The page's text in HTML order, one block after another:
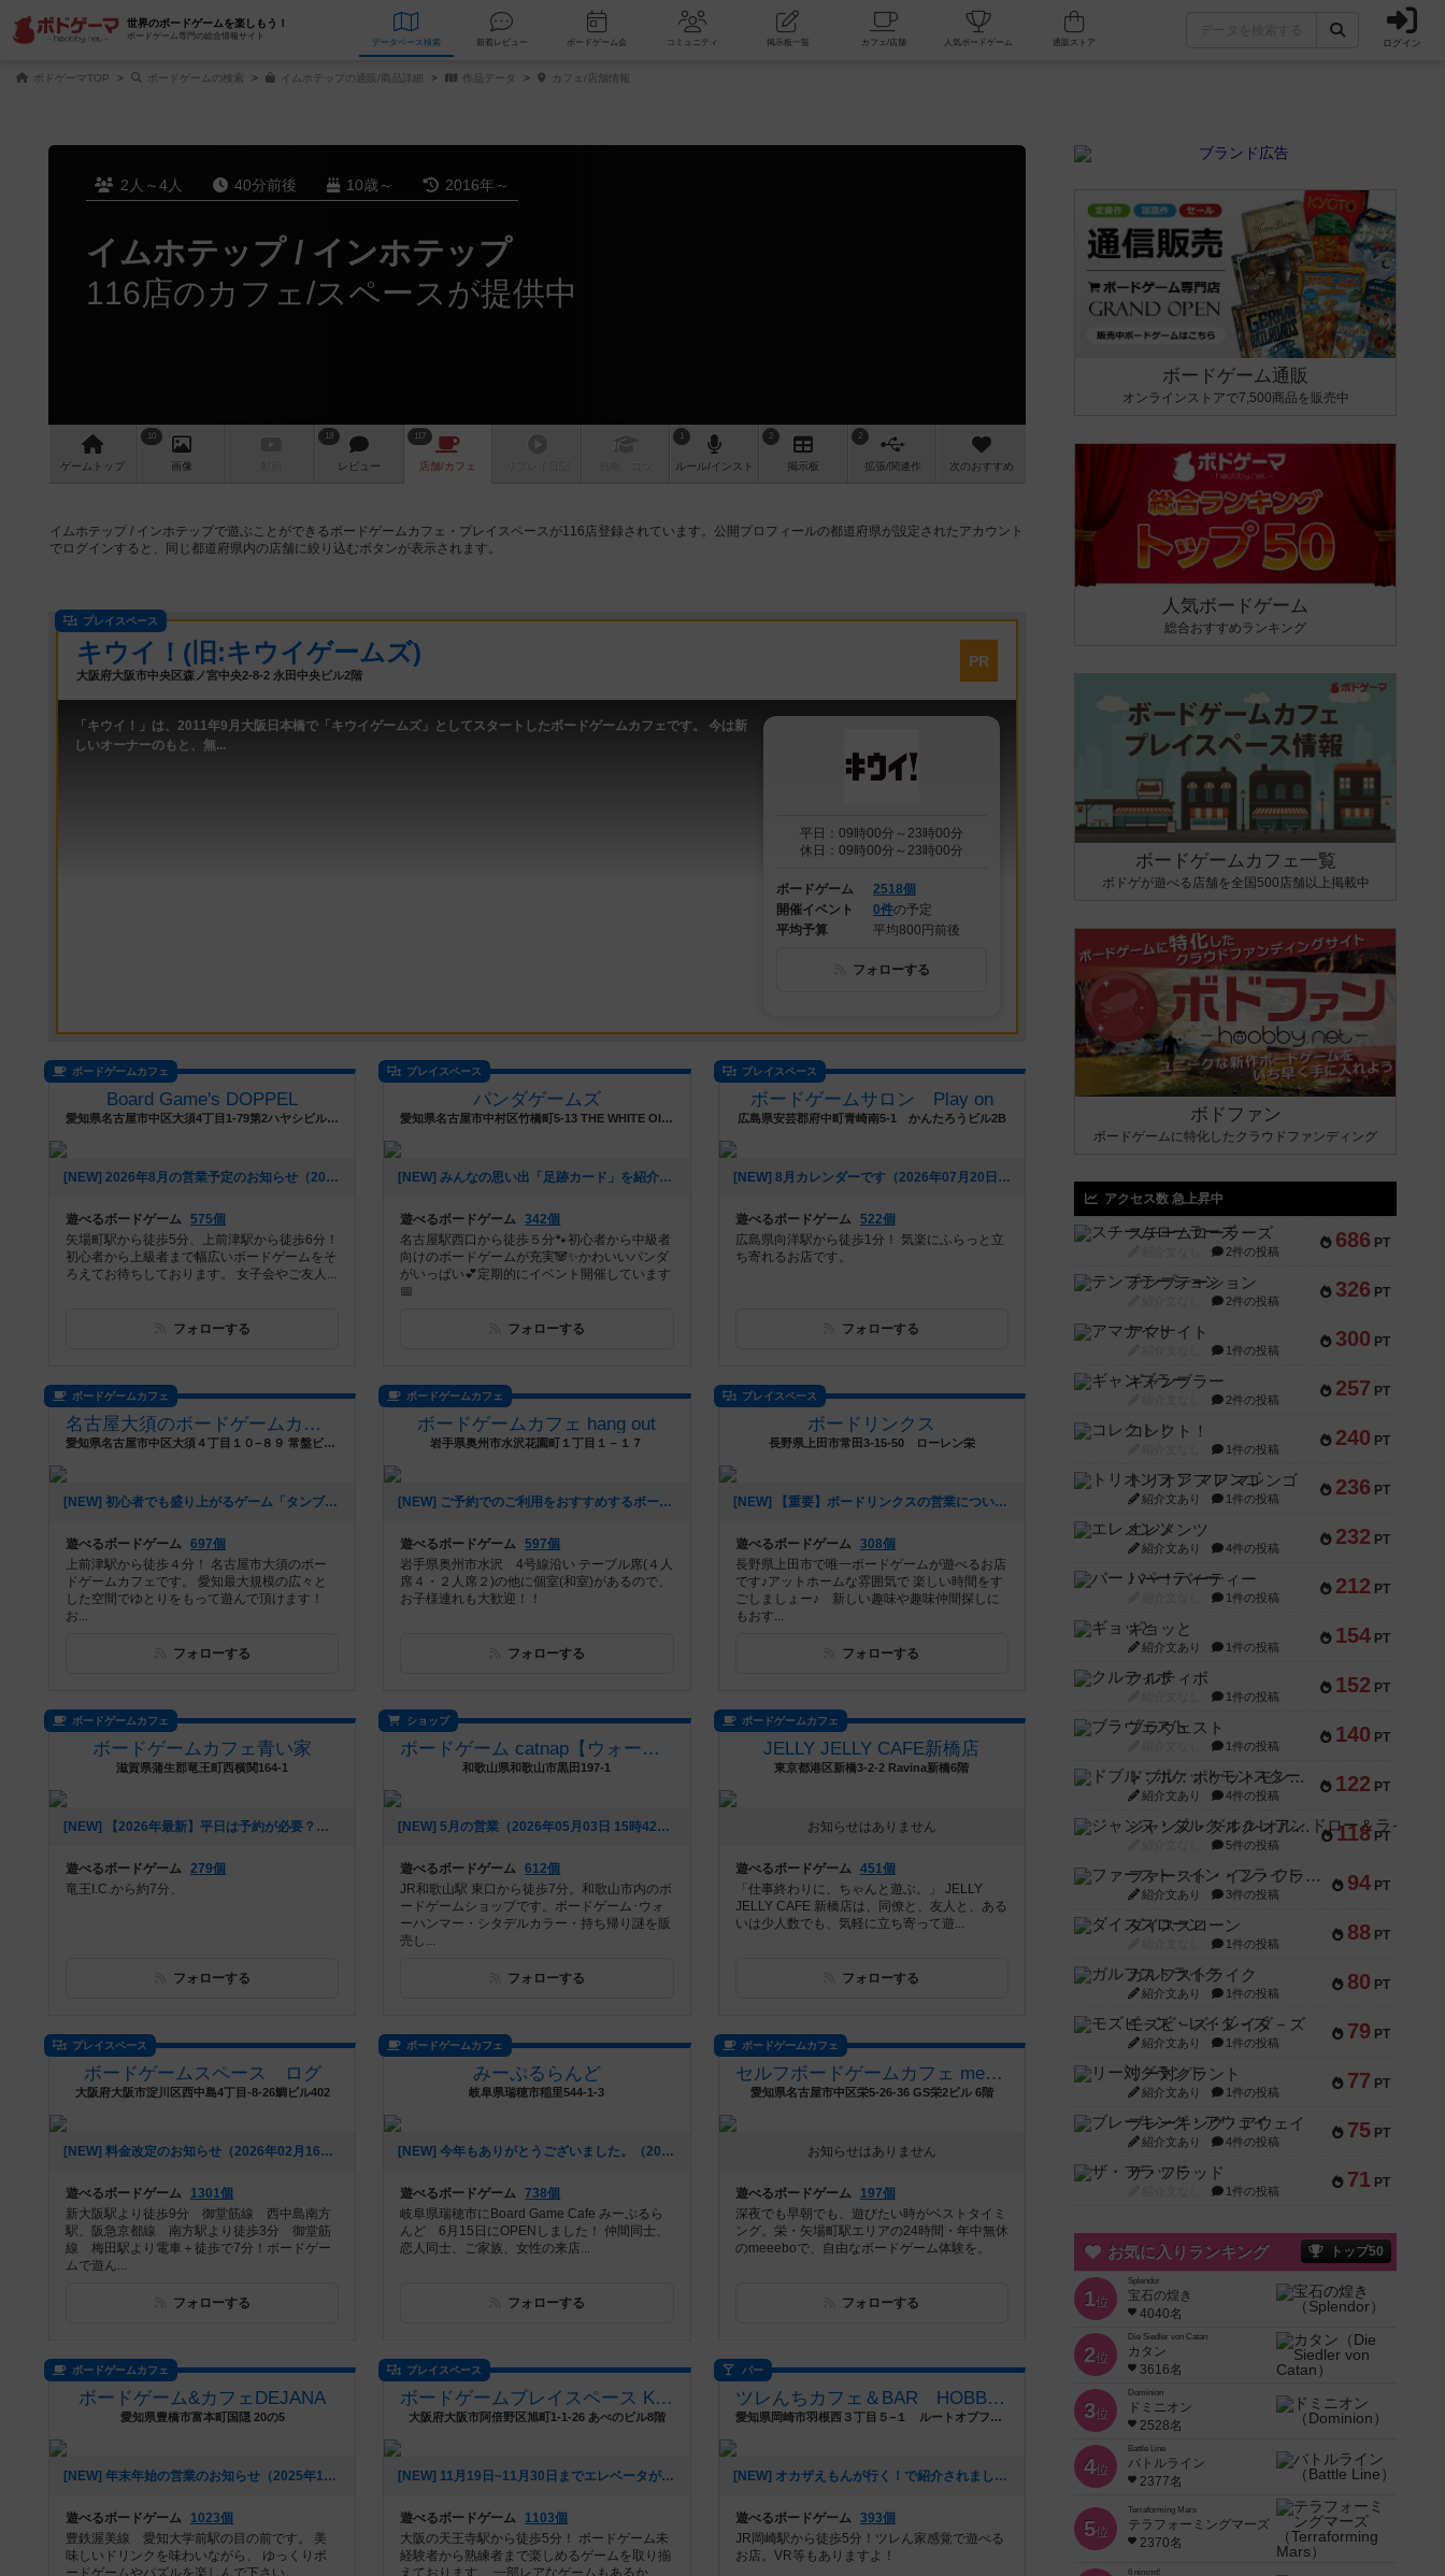
世界のボードゲームを楽しもう！
ボードゲーム専門の総合情報サイト
データベース 検索 新着レビュー ボードゲーム会 コミュニティ 掲示板一覧 カフェ/店舗 人気ボードゲーム ログイン
ボドゲーマTOP ボードゲームの検索 イムホテップの通販/商品詳細 作品データ カフェ/店舗情報
2人～4人 40分前後 10歳～ 2016年～
イムホテップ / インホテップ
116店のカフェ/スペースが提供中
ゲーム トップ
10
画像
18
レビュー
117
店舗/カフェ
1
ルール/インスト
2
掲示板
2
拡張/関連作 次のおすすめ
イムホテップ / インホテップで遊ぶことができるボードゲームカフェ・プレイスペースが116店登録されています。公開プロフィールの都道府県が設定されたアカウント
でログインすると、同じ都道府県内の店舗に絞り込むボタンが表示されます。
プレイスペース
キウイ！(旧:キウイゲームズ)
大阪府大阪市中央区森ノ宮中央2-8-2 永田中央ビル2階
PR
「キウイ！」は、2011年9月大阪日本橋で「キウイゲームズ」としてスタートしたボードゲームカフェです。 今は新
しいオーナーのもと、無...
平日：09時00分～23時00分
休日：09時00分～23時00分
ボードゲーム
2518個
開催イベント
0件の予定
平均予算
平均800円前後
フォローする
ボードゲームカフェ
Board Game's DOPPEL
愛知県名古屋市中区大須4丁目1-79第2ハヤシビル地下1階
[NEW] 2026年8月の営業予定のお知らせ（2026年08月04日 18時51分）
遊べるボードゲーム 575個
矢場町駅から徒歩5分、上前津駅から徒歩6分！
初心者から上級者まで幅広いボードゲームをそ
ろえてお待ちしております。 女子会やご友人...
フォローする
プレイスペース
パンダゲームズ
愛知県名古屋市中村区竹橋町5-13 THE WHITE OISE 204
[NEW] みんなの思い出「足跡カード」を紹介（2026年08月01日 18時17分）
遊べるボードゲーム 342個
名古屋駅西口から徒歩５分🐾初心者から中級者
向けのボードゲームが充実🐼✨かわいいパンダ
がいっぱい💕定期的にイベント開催しています
📅
フォローする
プレイスペース
ボードゲームサロン Play on
広島県安芸郡府中町青崎南5-1 かんたろうビル2B
[NEW] 8月カレンダーです（2026年07月20日 21時16分）
遊べるボードゲーム 522個
広島県向洋駅から徒歩1分！ 気楽にふらっと立
ち寄れるお店です。
フォローする
ボードゲームカフェ
名古屋大須のボードゲームカフェ Board Game's
愛知県名古屋市中区大須４丁目１０−８９ 常盤ビル３階
[NEW] 初心者でも盛り上がるゲーム「タンブリンダイス」（2026年07月17日 14時05分）
遊べるボードゲーム 697個
上前津駅から徒歩４分！ 名古屋市大須のボー
ドゲームカフェです。 愛知最大規模の広々と
した空間でゆとりをもって遊んで頂けます！
お...
フォローする
ボードゲームカフェ
ボードゲームカフェ hang out
岩手県奥州市水沢花園町１丁目１－１７
[NEW] ご予約でのご利用をおすすめするボードゲーム（2026年07月04日 11時59分）
遊べるボードゲーム 597個
岩手県奥州市水沢 4号線沿い テーブル席(４人
席４・２人席２)の他に個室(和室)があるので、
お子様連れも大歓迎！！
フォローする
プレイスペース
ボードリンクス
長野県上田市常田3-15-50 ローレン栄
[NEW] 【重要】ボードリンクスの営業についてお知らせ（2026年06月23日 13時10分）
遊べるボードゲーム 308個
長野県上田市で唯一ボードゲームが遊べるお店
です♪アットホームな雰囲気で 楽しい時間をす
ごしましょー♪ 新しい趣味や趣味仲間探しに
もおす...
フォローする
ボードゲームカフェ
ボードゲームカフェ青い家
滋賀県蒲生郡竜王町西横関164-1
[NEW] 【2026年最新】平日は予約が必要？ボードゲームカフェ青い家はいつでも予約なしで利用OKです！アサイーボウルも新登場！（2026年05月24日 14時06分）
遊べるボードゲーム 279個
竜王I.C.から約7分、
フォローする
ショップ
ボードゲーム catnap【ウォーハンマー・シタデルカラー取扱店】
和歌山県和歌山市黒田197-1
[NEW] 5月の営業（2026年05月03日 15時42分）
遊べるボードゲーム 612個
JR和歌山駅 東口から徒歩7分。和歌山市内のボ
ードゲームショップです。ボードゲーム･ウォ
ーハンマー・シタデルカラー・持ち帰り謎を販
売し...
フォローする
ボードゲームカフェ
JELLY JELLY CAFE新橋店
東京都港区新橋3-2-2 Ravina新橋6階
お知らせはありません
遊べるボードゲーム 451個
「仕事終わりに、ちゃんと遊ぶ。」 JELLY
JELLY CAFE 新橋店は、同僚と、友人と、ある
いは少人数でも、気軽に立ち寄って遊...
フォローする
プレイスペース
ボードゲームスペース ログ
大阪府大阪市淀川区西中島4丁目-8-26鯛ビル402
[NEW] 料金改定のお知らせ（2026年02月16日 19時20分）
遊べるボードゲーム
1301個
新大阪駅より徒歩9分 御堂筋線 西中島南方
駅、阪急京都線 南方駅より徒歩3分 御堂筋
線 梅田駅より電車＋徒歩で7分！ボードゲー
ムで遊ん...
フォローする
ボードゲームカフェ
みーぷるらんど
岐阜県瑞穂市稲里544-1-3
[NEW] 今年もありがとうございました。（2025年12月30日 23時47分）
遊べるボードゲーム 738個
岐阜県瑞穂市にBoard Game Cafe みーぷるら
んど 6月15日にOPENしました！ 仲間同士、
恋人同士、ご家族、女性の来店...
フォローする
ボードゲームカフェ
セルフボードゲームカフェ meeebo
愛知県名古屋市中区栄5-26-36 GS栄2ビル 6階
お知らせはありません
遊べるボードゲーム
197個
深夜でも早朝でも、遊びたい時がベストタイミ
ング。栄・矢場町駅エリアの24時間・年中無休
のmeeeboで、自由なボードゲーム体験を。
フォローする
ボードゲームカフェ
ボードゲーム&カフェDEJANA
愛知県豊橋市富本町国隠 20の5
[NEW] 年末年始の営業のお知らせ（2025年12月06日 14時31分）
遊べるボードゲーム
1023個
豊鉄渥美線 愛知大学前駅の目の前です。 美
味しいドリンクを味わいながら、 ゆっくりボ
ードゲームやパズルを楽しんで下さい。
プレイスペース
ボードゲームプレイスペース Kinked Tail
大阪府大阪市阿倍野区旭町1-1-26 あべのビル8階
[NEW] 11月19日~11月30日までエレベータが使えなくなります。（2025年10月20日 16時13分）
遊べるボードゲーム
1103個
大阪の天王寺駅から徒歩5分！ ボードゲーム未
経験者から熟練者まで楽しめるゲームを取り揃
えております。 一部レアなゲームもあるか
バー
ツレんちカフェ＆BAR HOBBY SALOON
愛知県岡崎市羽根西３丁目５−１ ルートオブファイブ102号
[NEW] オカザえもんが行く！で紹介されました！（2025年10月02日 18時35分）
遊べるボードゲーム 393個
JR岡崎駅から徒歩5分！ツレん家感覚で遊べる
お店。VR等もありますよ！
ボードゲーム通販
オンラインストアで7,500商品を販売中
人気ボードゲーム
総合おすすめランキング
ボードゲームカフェ一覧
ボドゲが遊べる店舗を全国500店舗以上掲載中
ボドファン
ボードゲームに特化したクラウドファンディング
アクセス数 急上昇中
686 PT
スチームローラーズ
2件の投稿
326 PT
テンプテーション
2件の投稿
300 PT
アマナイト
1件の投稿
257 PT
ギャンブラー
2件の投稿
240 PT
コレクト！
1件の投稿
236 PT
トリオンフ ア マレンゴ
紹介文あり 1件の投稿
232 PT
エレメンツ
紹介文あり 4件の投稿
212 PT
バー！パーティー
1件の投稿
154 PT
ギョッと
紹介文あり 1件の投稿
152 PT
クルティボ
1件の投稿
140 PT
ブラヴェスト
1件の投稿
122 PT
ドブル：ポケットモンスター
紹介文あり 4件の投稿
118 PT
ジャンヌ・ダルク-オルレアン ドロー＆ライト
5件の投稿
94 PT
ファースト・イン・フライト
紹介文あり 3件の投稿
88 PT
ダイススローン
1件の投稿
80 PT
ガルフストライク
紹介文あり 1件の投稿
79 PT
モズビ－ズ・レイダ－ズ
紹介文あり 1件の投稿
77 PT
リー対グラント
紹介文あり 1件の投稿
75 PT
ブレーキング・アウェイ
紹介文あり 4件の投稿
71 PT
ザ・フラッド
1件の投稿
お気に入りランキング トップ50
1位
Splendor
宝石の煌き
4040名
2位
Die Siedler von Catan
カタン
3616名
3位
Dominion
ドミニオン
2528名
4位
Battle Line
バトルライン
2377名
5位
Terraforming Mars
テラフォーミングマーズ
2370名
6 nimmt!